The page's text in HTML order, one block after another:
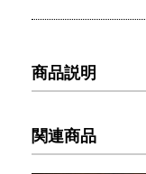
商品説明
関連商品